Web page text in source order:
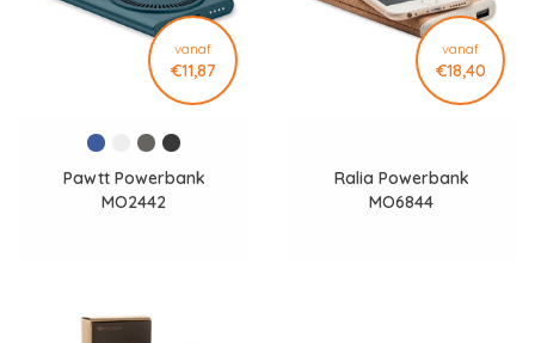
vanaf
€11,87
Pawtt Powerbank
MO2442
vanaf
€18,40
Ralia Powerbank
MO6844